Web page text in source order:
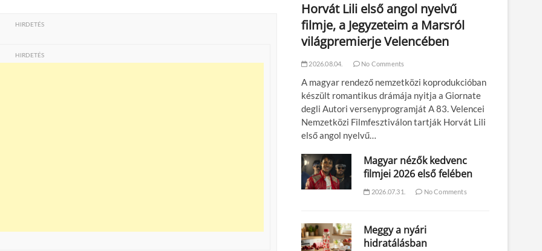
HIRDETÉS
HIRDETÉS
Horvát Lili első angol nyelvű
filmje, a Jegyzeteim a Marsról
világpremierje Velencében
2026.08.04. No Comments
A magyar rendező nemzetközi koprodukcióban
készült romantikus drámája nyitja a Giornate
degli Autori versenyprogramját A 83. Velencei
Nemzetközi Filmfesztiválon tartják Horvát Lili
első angol nyelvű…
Magyar nézők kedvenc
filmjei 2026 első felében
2026.07.31. No Comments
Meggy a nyári
hidratálásban